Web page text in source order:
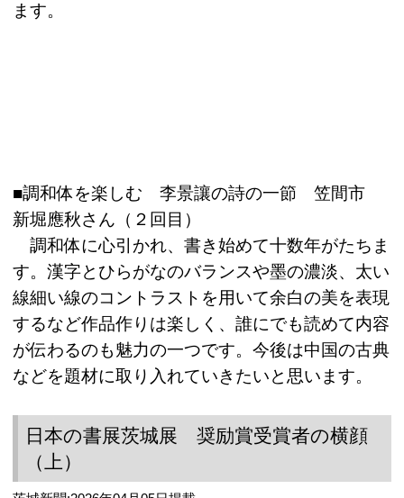
ます。
■調和体を楽しむ 李景讓の詩の一節 笠間市
新堀應秋さん（２回目）
調和体に心引かれ、書き始めて十数年がたちま
す。漢字とひらがなのバランスや墨の濃淡、太い
線細い線のコントラストを用いて余白の美を表現
するなど作品作りは楽しく、誰にでも読めて内容
が伝わるのも魅力の一つです。今後は中国の古典
などを題材に取り入れていきたいと思います。
日本の書展茨城展 奨励賞受賞者の横顔
（上）